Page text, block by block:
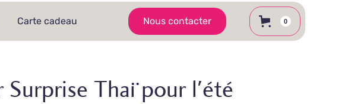
Carte cadeau Nous contacter 0
Surprise Thaï pour l'été